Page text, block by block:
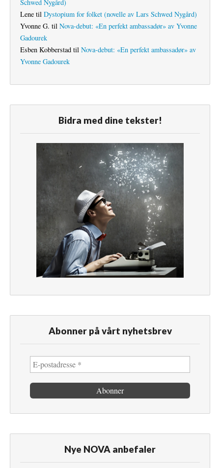
Schwed Nygård)
Lene til Dystopium for folket (novelle av Lars Schwed Nygård)
Yvonne G. til Nova-debut: «En perfekt ambassadør» av Yvonne
Gadourek
Esben Kobberstad til Nova-debut: «En perfekt ambassadør» av
Yvonne Gadourek
Bidra med dine tekster!
Abonner på vårt nyhetsbrev
Nye NOVA anbefaler